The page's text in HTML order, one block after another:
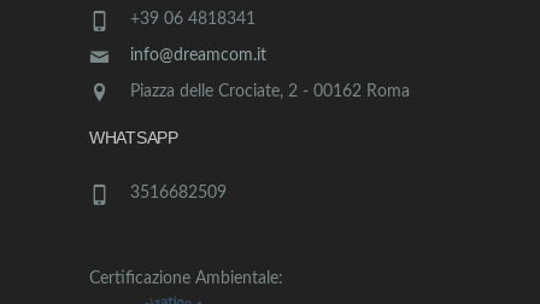
+39 06 4818341
info@dreamcom.it
Piazza delle Crociate, 2 - 00162 Roma
WHATSAPP
3516682509
Certificazione Ambientale: